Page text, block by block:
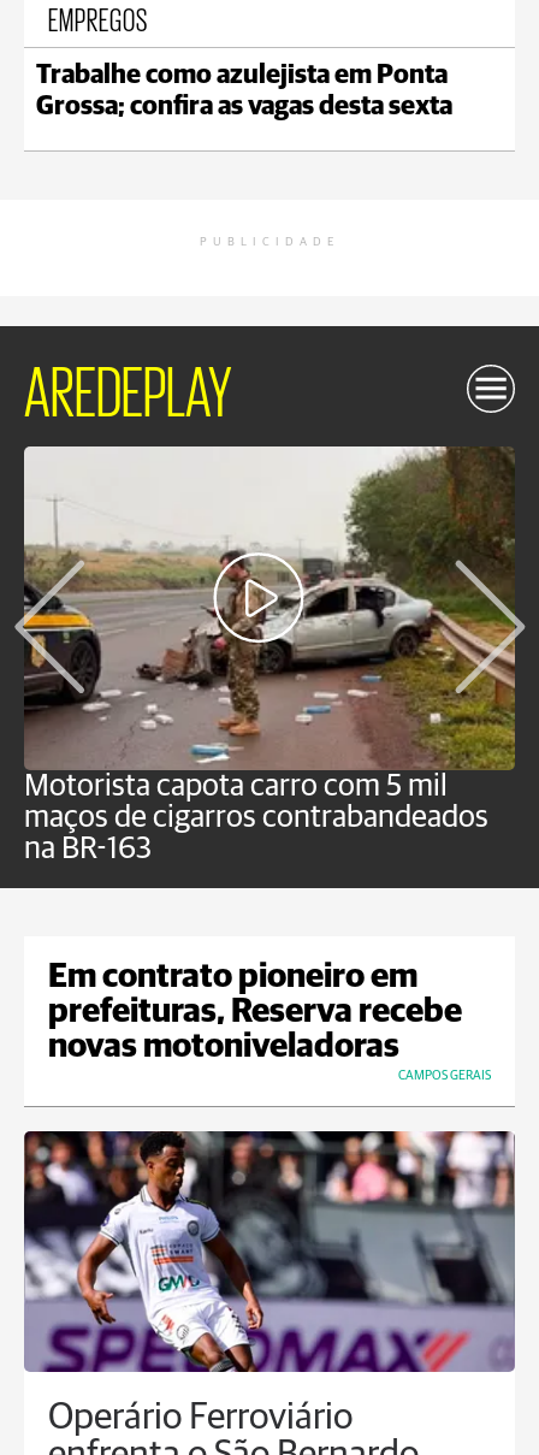
EMPREGOS
Trabalhe como azulejista em Ponta
Grossa; confira as vagas desta sexta
PUBLICIDADE
AREDEPLAY
Motorista capota carro com 5 mil
maços de cigarros contrabandeados
na BR-163
Em contrato pioneiro em
prefeituras, Reserva recebe
novas motoniveladoras
CAMPOS GERAIS
Operário Ferroviário